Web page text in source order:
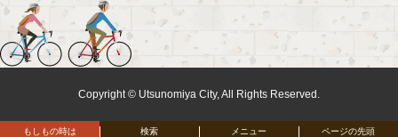
検索
もしもの時は メニュー ページの先頭
Copyright © Utsunomiya City, All Rights Reserved.